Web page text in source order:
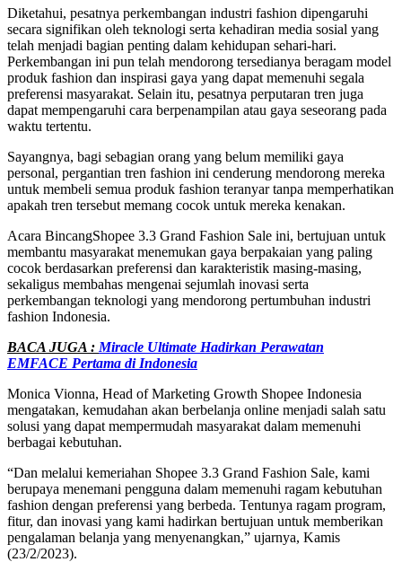
Diketahui, pesatnya perkembangan industri fashion dipengaruhi
secara signifikan oleh teknologi serta kehadiran media sosial yang
telah menjadi bagian penting dalam kehidupan sehari-hari.
Perkembangan ini pun telah mendorong tersedianya beragam model
produk fashion dan inspirasi gaya yang dapat memenuhi segala
preferensi masyarakat. Selain itu, pesatnya perputaran tren juga
dapat mempengaruhi cara berpenampilan atau gaya seseorang pada
waktu tertentu.
Sayangnya, bagi sebagian orang yang belum memiliki gaya
personal, pergantian tren fashion ini cenderung mendorong mereka
untuk membeli semua produk fashion teranyar tanpa memperhatikan
apakah tren tersebut memang cocok untuk mereka kenakan.
Acara BincangShopee 3.3 Grand Fashion Sale ini, bertujuan untuk
membantu masyarakat menemukan gaya berpakaian yang paling
cocok berdasarkan preferensi dan karakteristik masing-masing,
sekaligus membahas mengenai sejumlah inovasi serta
perkembangan teknologi yang mendorong pertumbuhan industri
fashion Indonesia.
BACA JUGA : Miracle Ultimate Hadirkan Perawatan
EMFACE Pertama di Indonesia
Monica Vionna, Head of Marketing Growth Shopee Indonesia
mengatakan, kemudahan akan berbelanja online menjadi salah satu
solusi yang dapat mempermudah masyarakat dalam memenuhi
berbagai kebutuhan.
“Dan melalui kemeriahan Shopee 3.3 Grand Fashion Sale, kami
berupaya menemani pengguna dalam memenuhi ragam kebutuhan
fashion dengan preferensi yang berbeda. Tentunya ragam program,
fitur, dan inovasi yang kami hadirkan bertujuan untuk memberikan
pengalaman belanja yang menyenangkan,” ujarnya, Kamis
(23/2/2023).